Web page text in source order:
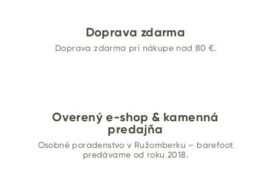
Doprava zdarma
Doprava zdarma pri nákupe nad 80 €.
Overený e-shop & kamenná
predajňa
Osobné poradenstvo v Ružomberku – barefoot
predávame od roku 2018.